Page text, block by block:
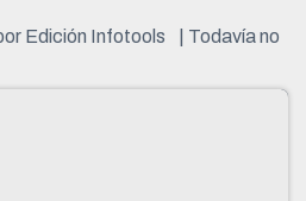
Edición Infotools
| Todavía no